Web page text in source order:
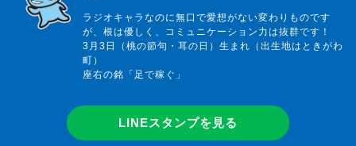
ラジオキャラなのに無口で愛想がない変わりものです
が、根は優しく、コミュニケーション力は抜群です！
3月3日（桃の節句・耳の日）生まれ（出生地はときがわ
町）
座右の銘「足で稼ぐ」
LINEスタンプを見る